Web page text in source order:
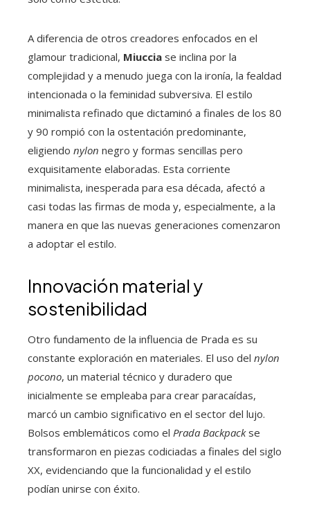
A diferencia de otros creadores enfocados en el
glamour tradicional, Miuccia se inclina por la
complejidad y a menudo juega con la ironía, la fealdad
intencionada o la feminidad subversiva. El estilo
minimalista refinado que dictaminó a finales de los 80
y 90 rompió con la ostentación predominante,
eligiendo nylon negro y formas sencillas pero
exquisitamente elaboradas. Esta corriente
minimalista, inesperada para esa década, afectó a
casi todas las firmas de moda y, especialmente, a la
manera en que las nuevas generaciones comenzaron
a adoptar el estilo.
Innovación material y
sostenibilidad
Otro fundamento de la influencia de Prada es su
constante exploración en materiales. El uso del nylon
pocono, un material técnico y duradero que
inicialmente se empleaba para crear paracaídas,
marcó un cambio significativo en el sector del lujo.
Bolsos emblemáticos como el Prada Backpackse
transformaron en piezas codiciadas a finales del siglo
XX, evidenciando que la funcionalidad y el estilo
podían unirse con éxito.